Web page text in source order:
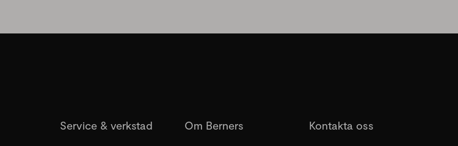
Service & verkstad Om Berners Kontakta oss